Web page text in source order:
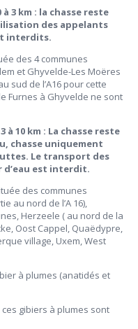
3 km : la chasse reste
des appelants
interdits.
des 4 communes
et Ghyvelde-Les Moëres
sud de l’A16 pour cette
Furnes à Ghyvelde ne sont
à 10 km : La chasse reste
chasse uniquement
Le transport des
d’eau est interdit.
des communes
au nord de l’A 16),
Herzeele ( au nord de la
Oost Cappel, Quaëdypre,
village, Uxem, West
à plumes (anatidés et
gibiers à plumes sont